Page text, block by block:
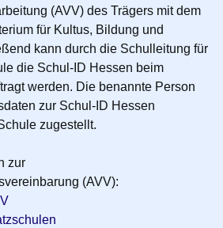
(AVV) des Trägers mit dem
für Kultus, Bildung und
kann durch die Schulleitung für
die Schul-ID Hessen beim
werden. Die benannte Person
zur Schul-ID Hessen
zugestellt.
zur
(AVV):
neuen Fenster
neuen Fenster